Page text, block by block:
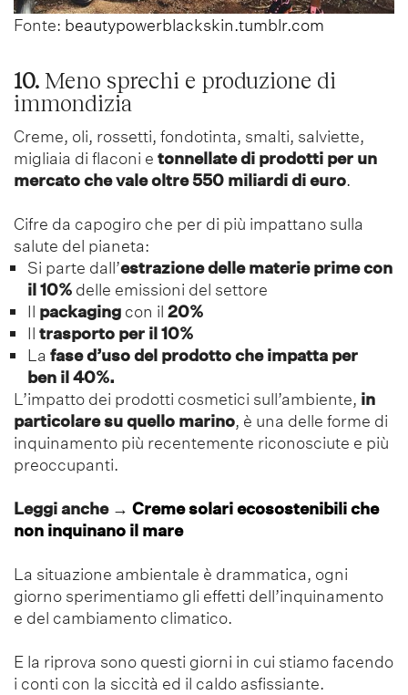
Fonte: beautypowerblackskin.tumblr.com
10. Meno sprechi e produzione di
immondizia
Creme, oli, rossetti, fondotinta, smalti, salviette,
migliaia di flaconi e tonnellate di prodotti per un
mercato che vale oltre 550 miliardi di euro.
Cifre da capogiro che per di più impattano sulla
salute del pianeta:
Si parte dall’estrazione delle materie prime con
il 10% delle emissioni del settore
Il packaging con il 20%
Il trasporto per il 10%
La fase d’uso del prodotto che impatta per
ben il 40%.
L’impatto dei prodotti cosmetici sull’ambiente, in
particolare su quello marino, è una delle forme di
inquinamento più recentemente riconosciute e più
preoccupanti.
Leggi anche → Creme solari ecosostenibili che
non inquinano il mare
La situazione ambientale è drammatica, ogni
giorno sperimentiamo gli effetti dell’inquinamento
e del cambiamento climatico.
E la riprova sono questi giorni in cui stiamo facendo
i conti con la siccità ed il caldo asfissiante.